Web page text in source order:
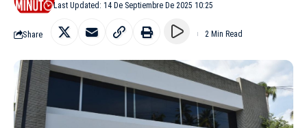
Last Updated: 14 De Septiembre De 2025 10:25
Share 2 Min Read